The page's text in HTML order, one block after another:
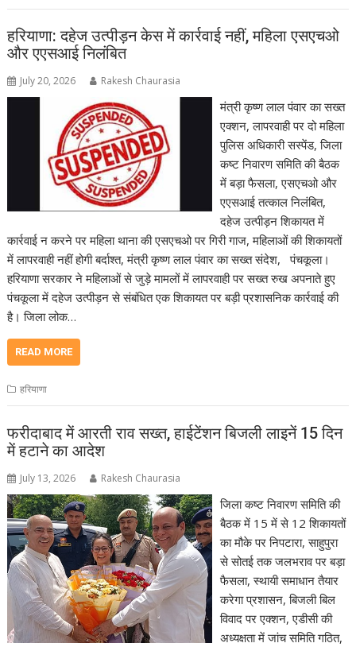
हरियाणा: दहेज उत्पीड़न केस में कार्रवाई नहीं, महिला एसएचओ
और एएसआई निलंबित
July 20, 2026 Rakesh Chaurasia
मंत्री कृष्ण लाल पंवार का सख्त
एक्शन, लापरवाही पर दो महिला
पुलिस अधिकारी सस्पेंड, जिला
कष्ट निवारण समिति की बैठक
में बड़ा फैसला, एसएचओ और
एएसआई तत्काल निलंबित,
दहेज उत्पीड़न शिकायत में
कार्रवाई न करने पर महिला थाना की एसएचओ पर गिरी गाज, महिलाओं की शिकायतों
में लापरवाही नहीं होगी बर्दाश्त, मंत्री कृष्ण लाल पंवार का सख्त संदेश, पंचकूला।
हरियाणा सरकार ने महिलाओं से जुड़े मामलों में लापरवाही पर सख्त रुख अपनाते हुए
पंचकूला में दहेज उत्पीड़न से संबंधित एक शिकायत पर बड़ी प्रशासनिक कार्रवाई की
है। जिला लोक…
READ MORE
हरियाणा
फरीदाबाद में आरती राव सख्त, हाईटेंशन बिजली लाइनें 15 दिन
में हटाने का आदेश
July 13, 2026 Rakesh Chaurasia
जिला कष्ट निवारण समिति की
बैठक में 15 में से 12 शिकायतों
का मौके पर निपटारा, साहुपुरा
से सोतई तक जलभराव पर बड़ा
फैसला, स्थायी समाधान तैयार
करेगा प्रशासन, बिजली बिल
विवाद पर एक्शन, एडीसी की
अध्यक्षता में जांच समिति गठित,